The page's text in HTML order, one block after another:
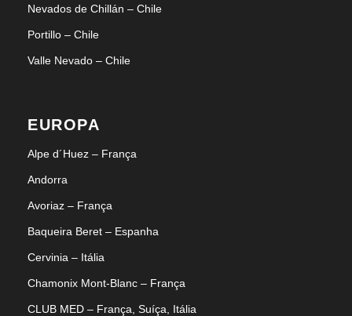
Nevados de Chillán – Chile
Portillo – Chile
Valle Nevado – Chile
EUROPA
Alpe d´Huez – França
Andorra
Avoriaz – França
Baqueira Beret – Espanha
Cervinia – Itália
Chamonix Mont-Blanc – França
CLUB MED – França, Suíça, Itália